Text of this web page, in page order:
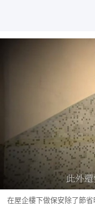
在屋企樓下做保安除了節